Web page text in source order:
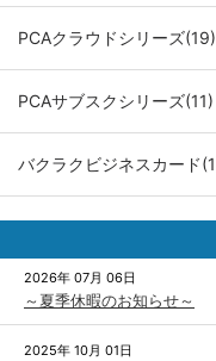
PCAクラウドシリーズ(19)
PCAサブスクシリーズ(11)
バクラクビジネスカード
2026年 07月 06日
～夏季休暇のお知らせ～
2025年 10月 01日